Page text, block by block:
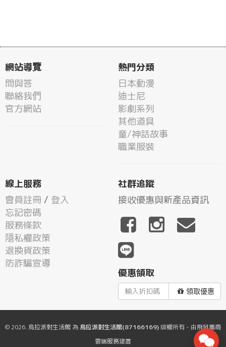
網站導覽
問與答
聯絡我們
官方網站
熱門分類
日本動漫
迪士尼
影劇系列
其他道具
童/神話故事
職業服裝
線上服務
會員註冊 / 登入
忘記密碼
服務條款
隱私權政策
退換貨政策
防詐騙宣導
社群追蹤
接收優惠與新產品資訊
優惠領取
領取優惠
© 2026. 烏拉派對生活館 為 烏拉派對生活館(87166169)版權所有 - 由飛鼠電商
雲端服務建置